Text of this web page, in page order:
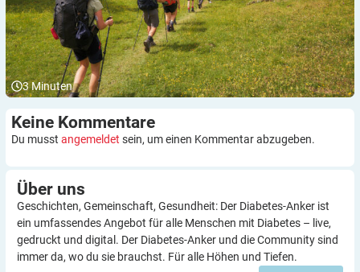
3Minuten
Keine Kommentare
Du musst angemeldet sein, um einen Kommentar abzugeben.
Über uns
Geschichten, Gemeinschaft, Gesundheit: Der Diabetes-Anker ist
ein umfassendes Angebot für alle Menschen mit Diabetes – live,
gedruckt und digital. Der Diabetes-Anker und die Community sind
immer da, wo du sie brauchst. Für alle Höhen und Tiefen.